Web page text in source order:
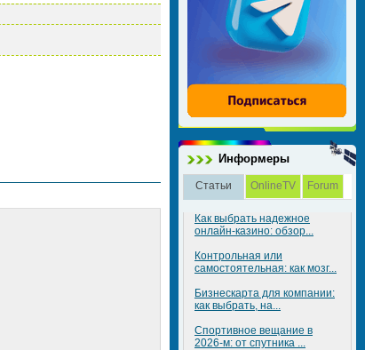
Информеры
Статьи OnlineTV Forum
Как выбрать надежное
онлайн-казино: обзор...
Контрольная или
самостоятельная: как мозг...
Бизнескарта для компании:
как выбрать, на...
Спортивное вещание в
2026-м: от спутника ...